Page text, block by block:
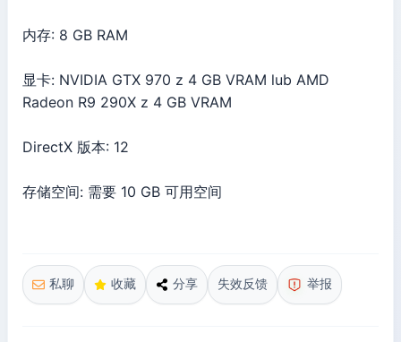
内存: 8 GB RAM
显卡: NVIDIA GTX 970 z 4 GB VRAM lub AMD
Radeon R9 290X z 4 GB VRAM
DirectX 版本: 12
存储空间: 需要 10 GB 可用空间
私聊 收藏 分享 失效反馈 举报